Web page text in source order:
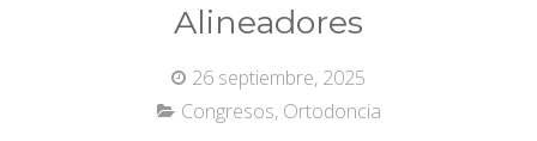
Alineadores
26 septiembre, 2025
Congresos, Ortodoncia